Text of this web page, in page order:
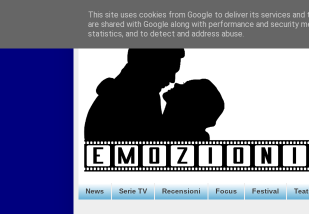
News Serie TV Recensioni Focus Festival
This site uses cookies from Google to deliver its services
are shared with Google along with performance and security
statistics, and to detect and address abuse.